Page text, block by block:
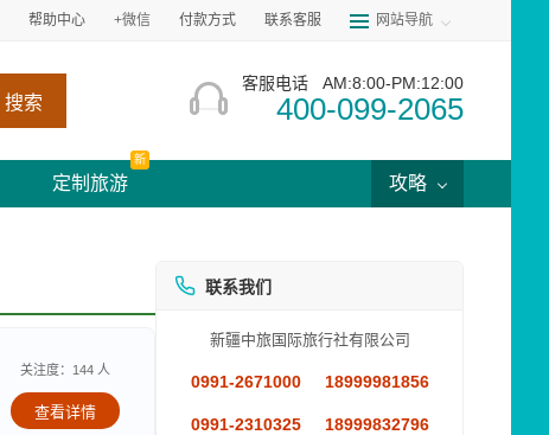
帮助中心 +微信 付款方式 联系客服 网站导航
搜索
客服电话 AM:8:00-PM:12:00
400-099-2065
定制旅游
新
攻略
关注度：144 人
查看详情
联系我们
新疆中旅国际旅行社有限公司
0991-2671000 18999981856
0991-2310325 18999832796